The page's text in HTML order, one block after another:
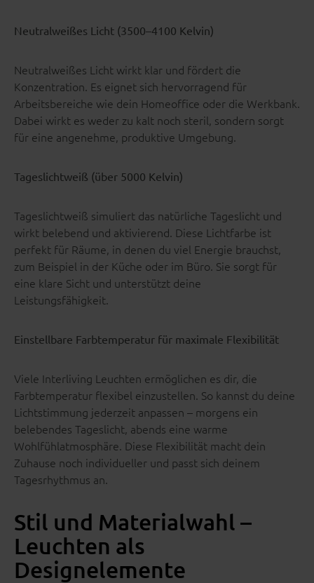
Neutralweißes Licht (3500–4100 Kelvin)
Neutralweißes Licht wirkt klar und fördert die
Konzentration. Es eignet sich hervorragend für
Arbeitsbereiche wie dein Homeoffice oder die Werkbank.
Dabei wirkt es weder zu kalt noch steril, sondern sorgt
für eine angenehme, produktive Umgebung.
Tageslichtweiß (über 5000 Kelvin)
Tageslichtweiß simuliert das natürliche Tageslicht und
wirkt belebend und aktivierend. Diese Lichtfarbe ist
perfekt für Räume, in denen du viel Energie brauchst,
zum Beispiel in der Küche oder im Büro. Sie sorgt für
eine klare Sicht und unterstützt deine
Leistungsfähigkeit.
Einstellbare Farbtemperatur für maximale Flexibilität
Viele Interliving Leuchten ermöglichen es dir, die
Farbtemperatur flexibel einzustellen. So kannst du deine
Lichtstimmung jederzeit anpassen – morgens ein
belebendes Tageslicht, abends eine warme
Wohlfühlatmosphäre. Diese Flexibilität macht dein
Zuhause noch individueller und passt sich deinem
Tagesrhythmus an.
Stil und Materialwahl –
Leuchten als
Designelemente